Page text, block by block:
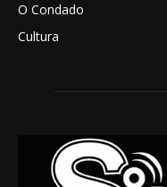
O Condado
Cultura